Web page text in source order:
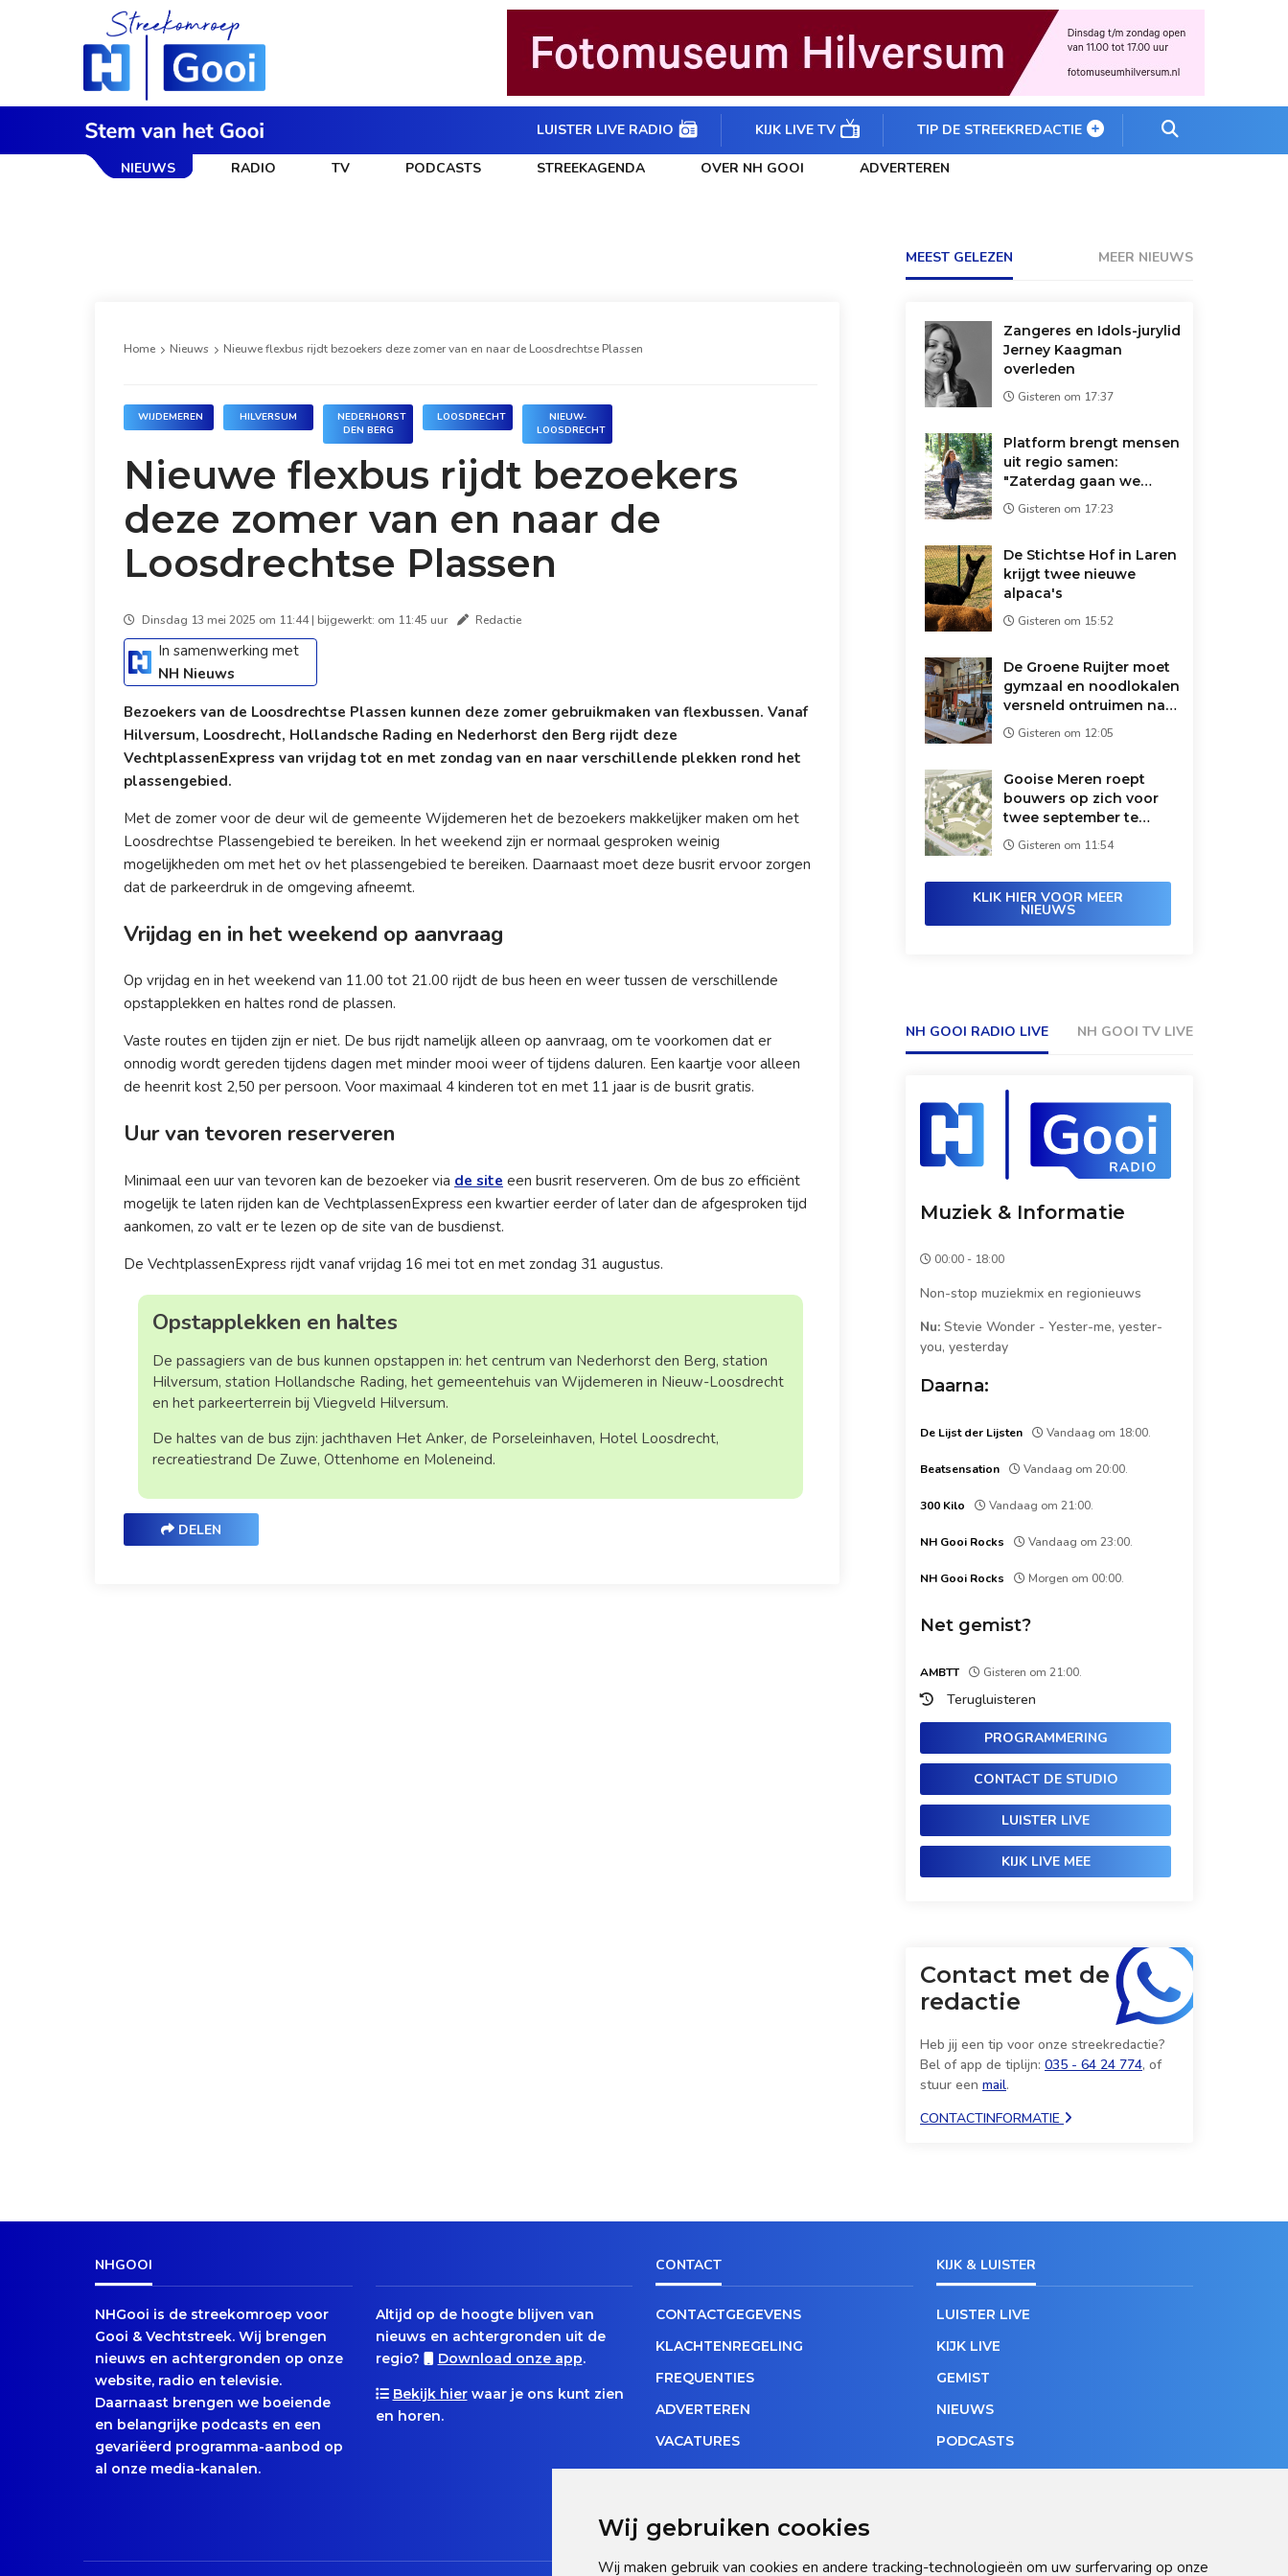
Wij gebruiken cookies
Wij maken gebruik van cookies en andere tracking-technologieën om uw surfervaring op onze
LUISTER LIVE RADIO KIJK LIVE TV TIP DE STREEKREDACTIE
NIEUWS RADIO TV PODCASTS STREEKAGENDA OVER NH GOOI ADVERTEREN
Home Nieuws Nieuwe flexbus rijdt bezoekers deze zomer van en naar de Loosdrechtse Plassen
WIJDEMEREN HILVERSUM
NEDERHORST
DEN BERG
LOOSDRECHT
NIEUW-
LOOSDRECHT
Nieuwe flexbus rijdt bezoekers
deze zomer van en naar de
Loosdrechtse Plassen
Dinsdag 13 mei 2025 om 11:44 | bijgewerkt: om 11:45 uur Redactie
In samenwerking met
NH Nieuws
Bezoekers van de Loosdrechtse Plassen kunnen deze zomer gebruikmaken van flexbussen. Vanaf
Hilversum, Loosdrecht, Hollandsche Rading en Nederhorst den Berg rijdt deze
VechtplassenExpress van vrijdag tot en met zondag van en naar verschillende plekken rond het
plassengebied.
Met de zomer voor de deur wil de gemeente Wijdemeren het de bezoekers makkelijker maken om het
Loosdrechtse Plassengebied te bereiken. In het weekend zijn er normaal gesproken weinig
mogelijkheden om met het ov het plassengebied te bereiken. Daarnaast moet deze busrit ervoor zorgen
dat de parkeerdruk in de omgeving afneemt.
Vrijdag en in het weekend op aanvraag
Op vrijdag en in het weekend van 11.00 tot 21.00 rijdt de bus heen en weer tussen de verschillende
opstapplekken en haltes rond de plassen.
Vaste routes en tijden zijn er niet. De bus rijdt namelijk alleen op aanvraag, om te voorkomen dat er
onnodig wordt gereden tijdens dagen met minder mooi weer of tijdens daluren. Een kaartje voor alleen
de heenrit kost 2,50 per persoon. Voor maximaal 4 kinderen tot en met 11 jaar is de busrit gratis.
Uur van tevoren reserveren
Minimaal een uur van tevoren kan de bezoeker via de site een busrit reserveren. Om de bus zo efficiënt
mogelijk te laten rijden kan de VechtplassenExpress een kwartier eerder of later dan de afgesproken tijd
aankomen, zo valt er te lezen op de site van de busdienst.
De VechtplassenExpress rijdt vanaf vrijdag 16 mei tot en met zondag 31 augustus.
Opstapplekken en haltes
De passagiers van de bus kunnen opstappen in: het centrum van Nederhorst den Berg, station
Hilversum, station Hollandsche Rading, het gemeentehuis van Wijdemeren in Nieuw-Loosdrecht
en het parkeerterrein bij Vliegveld Hilversum.
De haltes van de bus zijn: jachthaven Het Anker, de Porseleinhaven, Hotel Loosdrecht,
recreatiestrand De Zuwe, Ottenhome en Moleneind.
DELEN
MEEST GELEZEN MEER NIEUWS
Zangeres en Idols-jurylid
Jerney Kaagman
overleden
Gisteren om 17:37
Platform brengt mensen
uit regio samen:
"Zaterdag gaan we
koffie drinken op de
markt"
Gisteren om 17:23
De Stichtse Hof in Laren
krijgt twee nieuwe
alpaca's
Gisteren om 15:52
De Groene Ruijter moet
gymzaal en noodlokalen
versneld ontruimen na
brandveiligheidsonderzoek
Gisteren om 12:05
Gooise Meren roept
bouwers op zich voor
twee september te
melden
Gisteren om 11:54
KLIK HIER VOOR MEER
NIEUWS
NH GOOI RADIO LIVE NH GOOI TV LIVE
Muziek & Informatie
00:00 - 18:00
Non-stop muziekmix en regionieuws
Nu: Stevie Wonder - Yester-me, yester-
you, yesterday
Daarna:
De Lijst der Lijsten Vandaag om 18:00.
Beatsensation Vandaag om 20:00.
300 Kilo Vandaag om 21:00.
NH Gooi Rocks Vandaag om 23:00.
NH Gooi Rocks Morgen om 00:00.
Net gemist?
AMBTT Gisteren om 21:00.
Terugluisteren
PROGRAMMERING
CONTACT DE STUDIO
LUISTER LIVE
KIJK LIVE MEE
Contact met de
redactie
Heb jij een tip voor onze streekredactie?
Bel of app de tiplijn: 035 - 64 24 774, of
stuur een mail.
CONTACTINFORMATIE
NHGOOI
NHGooi is de streekomroep voor
Gooi & Vechtstreek. Wij brengen
nieuws en achtergronden op onze
website, radio en televisie.
Daarnaast brengen we boeiende
en belangrijke podcasts en een
gevariëerd programma-aanbod op
al onze media-kanalen.
Altijd op de hoogte blijven van
nieuws en achtergronden uit de
regio?
Download onze app.
Bekijk hierwaar je ons kunt zien
en horen.
CONTACT
CONTACTGEGEVENS
KLACHTENREGELING
FREQUENTIES
ADVERTEREN
VACATURES
KIJK & LUISTER
LUISTER LIVE
KIJK LIVE
GEMIST
NIEUWS
PODCASTS